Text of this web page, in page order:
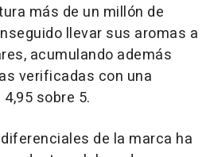
más de un millón de
llevar sus aromas a
acumulando además
verificadas con una
sobre 5.
de la marca ha